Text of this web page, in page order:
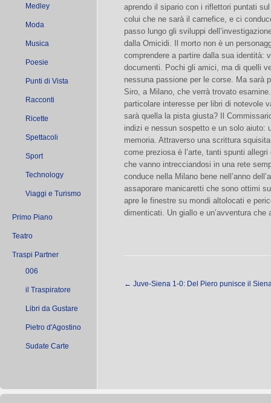
Medley
Moda
Musica
Poesie
Punti di Vista
Racconti
Ricette
Spettacoli
Sport
Technology
Viaggi e Turismo
Primo Piano
Teatro
Traspi Partner
006
il Traspiratore
Libri da Gustare
Pietro d'Agostino
Sudate Carte
aprendo il sipario con i riflettori puntati
colui che ne sarà il carnefice, e ci
passo lungo gli sviluppi
dalla Omicidi. Il morto non è un
comprendere a partire dalla sua identità:
documenti. Pochi gli amici, ma di quelli
nessuna passione per le corse. Ma sarà
Siro, a Milano, che verrà trovato
particolare interesse per libri di notevole
sarà quella la pista giusta? Il
indizi e nessun sospetto e un solo aiuto:
memoria. Attraverso una scrittura
come preziosa è l’arte, tanti spunti
che vanno intrecciandosi in una rete
conduce nella Milano bene nell’anno
assaporare manicaretti che sono ottimi
apre le finestre su mondi altolocati e
dimenticati. Un giallo e un’avventura
← Juve-Siena 1-0: Del Piero punisce il